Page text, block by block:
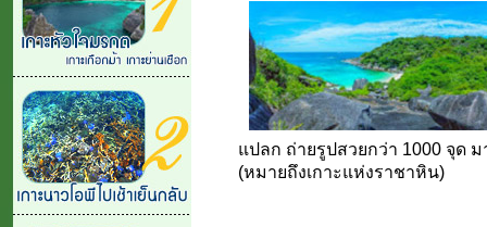
แปลก ถ่ายรูปสวยกว่า 1000 จุด
(หมายถึงเกาะแห่งราชาหิน)